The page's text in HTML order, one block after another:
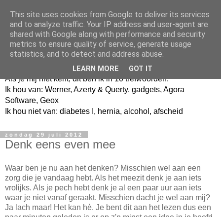
Jangeox' blog
Als je mij niet kent, dit ben ik in 10 trefwoorden.
Ik hou van: Werner, Azerty & Querty, gadgets, Agora
Software, Geox
Ik hou niet van: diabetes I, hernia, alcohol, afscheid
zondag 29 juli 2012
Denk eens even mee
Waar ben je nu aan het denken? Misschien wel aan een
zorg die je vandaag hebt. Als het meezit denk je aan iets
vrolijks. Als je pech hebt denk je al een paar uur aan iets
waar je niet vanaf geraakt. Misschien dacht je wel aan mij?
Ja lach maar! Het kan hè. Je bent dit aan het lezen dus een
This site uses cookies from Google to deliver its services
and to analyze traffic. Your IP address and user-agent are
shared with Google along with performance and security
metrics to ensure quality of service, generate usage
statistics, and to detect and address abuse.
LEARN MORE GOT IT